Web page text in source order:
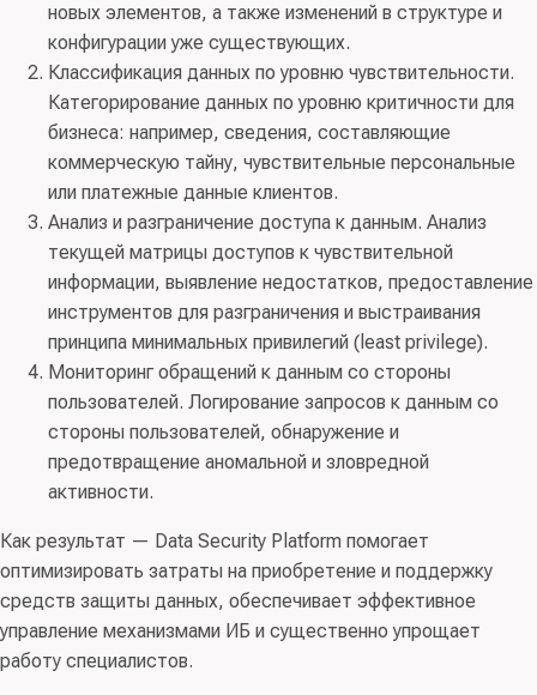
новых элементов, а также изменений в структуре и
конфигурации уже существующих.
Классификация данных по уровню чувствительности.
Категорирование данных по уровню критичности для
бизнеса: например, сведения, составляющие
коммерческую тайну, чувствительные персональные
или платежные данные клиентов.
Анализ и разграничение доступа к данным. Анализ
текущей матрицы доступов к чувствительной
информации, выявление недостатков, предоставление
инструментов для разграничения и выстраивания
принципа минимальных привилегий (least privilege).
Мониторинг обращений к данным со стороны
пользователей. Логирование запросов к данным со
стороны пользователей, обнаружение и
предотвращение аномальной и зловредной
активности.
Как результат — Data Security Platform помогает
оптимизировать затраты на приобретение и поддержку
средств защиты данных, обеспечивает эффективное
управление механизмами ИБ и существенно упрощает
работу специалистов.